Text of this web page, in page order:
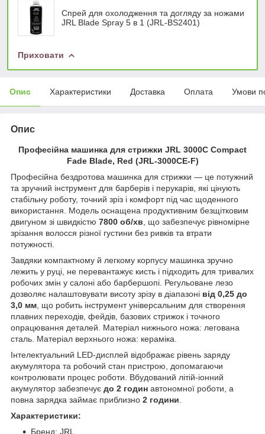
Спрей для охолодження та догляду за ножами
JRL Blade Spray 5 в 1 (JRL-BS2401)
Приховати
Опис Характеристики Доставка Оплата Умови
Опис
Професійна машинка для стрижки JRL 3000C Compact
Fade Blade, Red (JRL-3000CE-F)
Професійна бездротова машинка для стрижки — це потужний
та зручний інструмент для барберів і перукарів, які цінують
стабільну роботу, точний зріз і комфорт під час щоденного
використання. Модель оснащена продуктивним безщітковим
двигуном зі швидкістю 7800 об/хв , що забезпечує рівномірне
зрізання волосся різної густини без ривків та втрати
потужності.
Завдяки компактному й легкому корпусу машинка зручно
лежить у руці, не перевантажує кисть і підходить для тривалих
робочих змін у салоні або барбершопі. Регульоване лезо
дозволяє налаштовувати висоту зрізу в діапазоні від 0,25 до
3,0 мм , що робить інструмент універсальним для створення
плавних переходів, фейдів, базових стрижок і точного
опрацювання деталей. Матеріал нижнього ножа: легована
сталь. Матеріал верхнього ножа: кераміка.
Інтелектуальний LED-дисплей відображає рівень заряду
акумулятора та робочий стан пристрою, допомагаючи
контролювати процес роботи. Вбудований літій-іонний
акумулятор забезпечує до 2 годин автономної роботи, а
повна зарядка займає приблизно 2 години
Характеристики:
Бренд: JRL